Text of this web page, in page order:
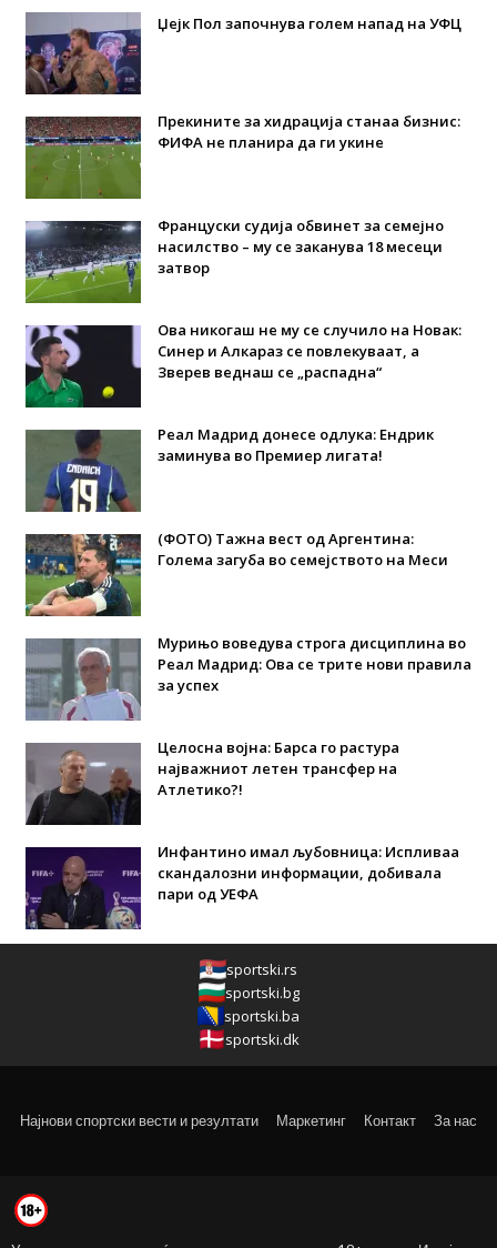
Џејк Пол започнува голем напад на УФЦ
Прекините за хидрација станаа бизнис:
ФИФА не планира да ги укине
Француски судија обвинет за семејно
насилство – му се заканува 18 месеци
затвор
Ова никогаш не му се случило на Новак:
Синер и Алкараз се повлекуваат, а
Зверев веднаш се „распадна“
Реал Мадрид донесе одлука: Eндрик
заминува во Премиер лигата!
(ФОТО) Тажна вест од Аргентина:
Голема загуба во семејството на Меси
Мурињо воведува строга дисциплина во
Реал Мадрид: Ова се трите нови правила
за успех
Целосна војна: Барса го растура
најважниот летен трансфер на
Атлетико?!
Инфантино имал љубовница: Испливаа
скандалозни информации, добивала
пари од УЕФА
sportski.rs
sportski.bg
sportski.ba
sportski.dk
Најнови спортски вести и резултати Маркетинг Контакт За нас